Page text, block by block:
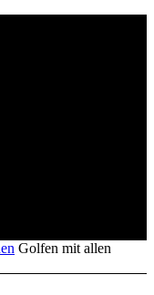
Golfen mit allen